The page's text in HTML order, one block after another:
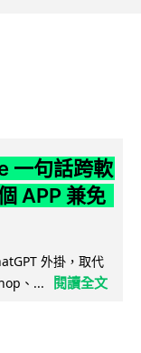
一句話跨軟
APP 兼免
外掛，取代
、...
閱讀全文